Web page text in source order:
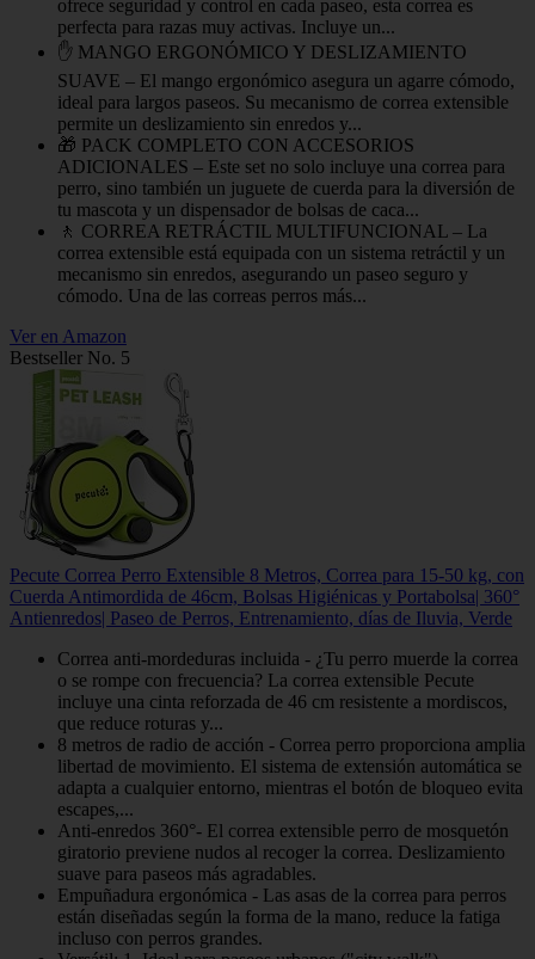
ofrece seguridad y control en cada paseo, esta correa es
perfecta para razas muy activas. Incluye un...
✋ MANGO ERGONÓMICO Y DESLIZAMIENTO
SUAVE – El mango ergonómico asegura un agarre cómodo,
ideal para largos paseos. Su mecanismo de correa extensible
permite un deslizamiento sin enredos y...
🎁 PACK COMPLETO CON ACCESORIOS
ADICIONALES – Este set no solo incluye una correa para
perro, sino también un juguete de cuerda para la diversión de
tu mascota y un dispensador de bolsas de caca...
🚶 CORREA RETRÁCTIL MULTIFUNCIONAL – La
correa extensible está equipada con un sistema retráctil y un
mecanismo sin enredos, asegurando un paseo seguro y
cómodo. Una de las correas perros más...
Ver en Amazon
Bestseller No. 5
Pecute Correa Perro Extensible 8 Metros, Correa para 15-50 kg, con
Cuerda Antimordida de 46cm, Bolsas Higiénicas y Portabolsa| 360°
Antienredos| Paseo de Perros, Entrenamiento, días de Iluvia, Verde
Correa anti-mordeduras incluida - ¿Tu perro muerde la correa
o se rompe con frecuencia? La correa extensible Pecute
incluye una cinta reforzada de 46 cm resistente a mordiscos,
que reduce roturas y...
8 metros de radio de acción - Correa perro proporciona amplia
libertad de movimiento. El sistema de extensión automática se
adapta a cualquier entorno, mientras el botón de bloqueo evita
escapes,...
Anti-enredos 360°- El correa extensible perro de mosquetón
giratorio previene nudos al recoger la correa. Deslizamiento
suave para paseos más agradables.
Empuñadura ergonómica​​ - Las asas de la correa para perros
están diseñadas según la forma de la mano, reduce la fatiga
incluso con perros grandes.